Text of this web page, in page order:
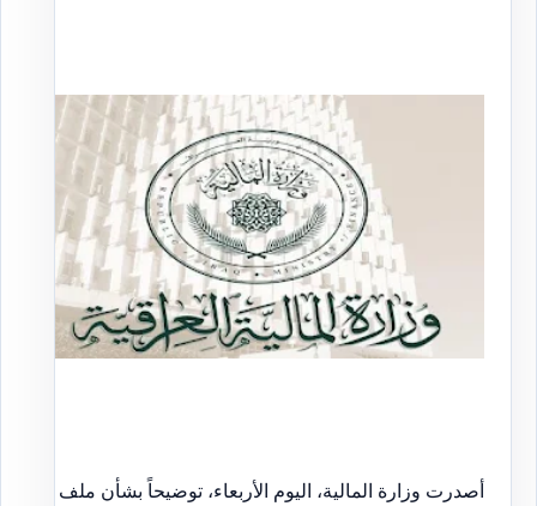
أصدرت وزارة المالية، اليوم الأربعاء، توضيحاً بشأن ملف